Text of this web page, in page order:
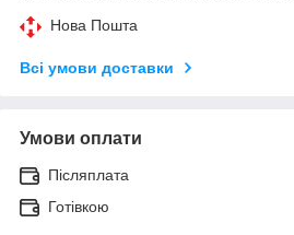
Нова Пошта
Всі умови доставки
Умови оплати
Післяплата
Готівкою